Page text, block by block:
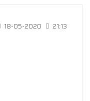
18-05-2020 21:13